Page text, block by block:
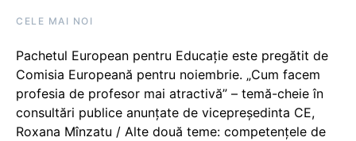
CELE MAI NOI
Pachetul European pentru Educație este pregătit de
Comisia Europeană pentru noiembrie. „Cum facem
profesia de profesor mai atractivă” – temă-cheie în
consultări publice anunțate de vicepreședinta CE,
Roxana Mînzatu / Alte două teme: competențele de